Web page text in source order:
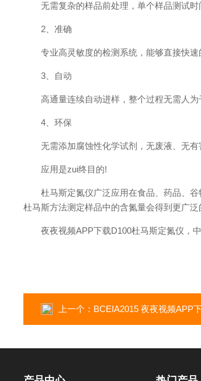
无需复杂的样品前处理，单个样品测试时
2、准确
专业高灵敏度的检测系统，能够直接快速
3、自动
高通量连续自动进样，整个过程无需人为
4、环保
无需添加腐蚀性化学试剂，无废液、无有
应用是zui终目的!
杜马斯定氮仪广泛应用在食品、药品、谷
杜马斯方法测定样品中的含氮量会得到更广泛
夜夜视频APP下载D100杜马斯定氮仪，中
上一个： BCEIA2015 夜夜视频APP